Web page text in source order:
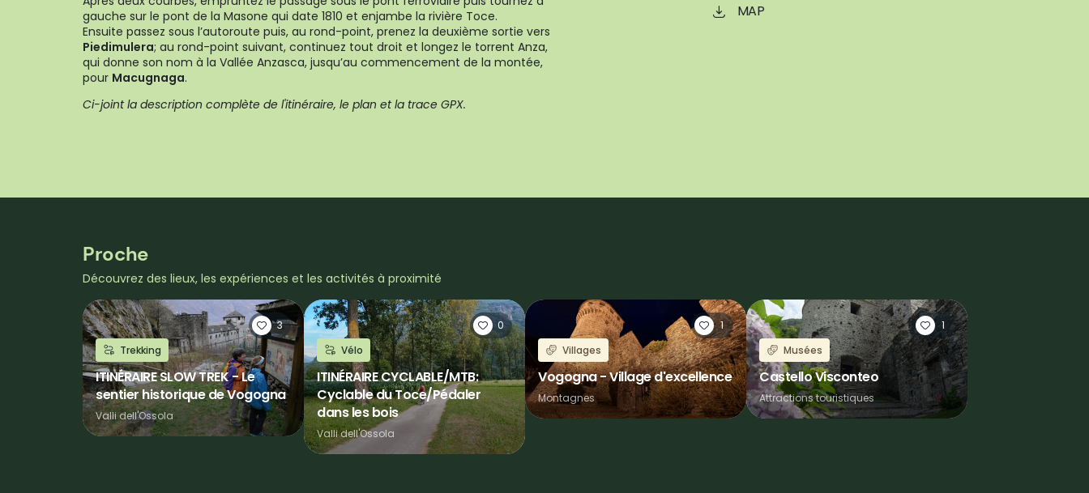
gauche sur le pont de la Masone qui date 1810 et enjambe la rivière Toce.
Ensuite passez sous l’autoroute puis, au rond-point, prenez la deuxième sortie vers
Piedimulera; au rond-point suivant, continuez tout droit et longez le torrent Anza,
qui donne son nom à la Vallée Anzasca, jusqu’au commencement de la montée,
pour Macugnaga.
Ci-joint la description complète de l'itinéraire, le plan et la trace GPX.
MAP
Proche
Découvrez des lieux, les expériences et les activités à proximité
3
Trekking
ITINÉRAIRE SLOW TREK - Le
sentier historique de Vogogna
Valli dell'Ossola
0
Vélo
ITINÉRAIRE CYCLABLE/MTB:
Cyclable du Toce/Pédaler
dans les bois
Valli dell'Ossola
1
Villages
Vogogna - Village d'excellence
Montagnes
1
Musées
Castello Visconteo
Attractions touristiques